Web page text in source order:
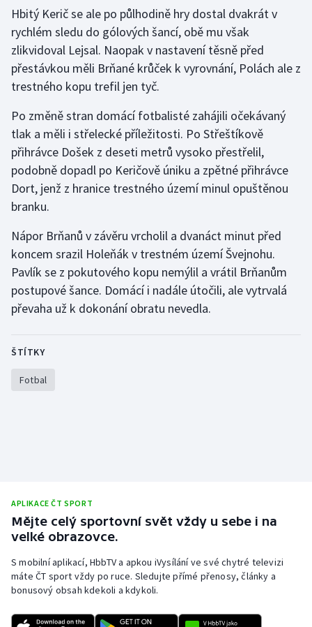
Plavání
Plážový volejbal
Ragby
Rychlobruslení
Rychlostní kanoistika
Short track
Sportovní střelba
Stolní tenis
Triatlon
Hbitý Kerič se ale po půlhodině hry dostal dvakrát v
rychlém sledu do gólových šancí, obě mu však
zlikvidoval Lejsal. Naopak v nastavení těsně před
přestávkou měli Brňané krůček k vyrovnání, Polách ale z
trestného kopu trefil jen tyč.
Po změně stran domácí fotbalisté zahájili očekávaný
tlak a měli i střelecké příležitosti. Po Střeštíkově
přihrávce Došek z deseti metrů vysoko přestřelil,
podobně dopadl po Keričově úniku a zpětné přihrávce
Dort, jenž z hranice trestného území minul opuštěnou
branku.
Nápor Brňanů v závěru vrcholil a dvanáct minut před
koncem srazil Holeňák v trestném území Švejnohu.
Pavlík se z pokutového kopu nemýlil a vrátil Brňanům
postupové šance. Domácí i nadále útočili, ale vytrvalá
převaha už k dokonání obratu nevedla.
ŠTÍTKY
Fotbal
APLIKACE ČT SPORT
Mějte celý sportovní svět vždy u sebe i na
velké obrazovce.
S mobilní aplikací, HbbTV a apkou iVysílání ve své chytré televizi
máte ČT sport vždy po ruce. Sledujte přímé přenosy, články a
bonusový obsah kdekoli a kdykoli.